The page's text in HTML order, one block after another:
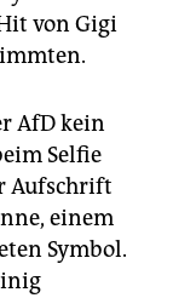
von Gigi
AfD kein
Selfie
Aufschrift
einem
Symbol.